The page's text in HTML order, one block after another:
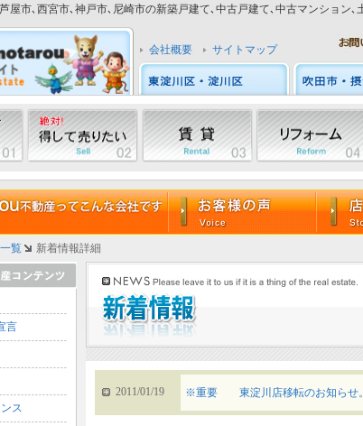
屋市､西宮市､神戸市､尼崎市の新築戸建て､中古戸建て､中古マンション､
会社概要 サイトマップ
覧 新着情報詳細
言
ス
2011/01/19 ※重要 東淀川店移転のお知らせ。